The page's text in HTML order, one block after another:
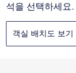
석을 선택하세요.
객실 배치도 보기